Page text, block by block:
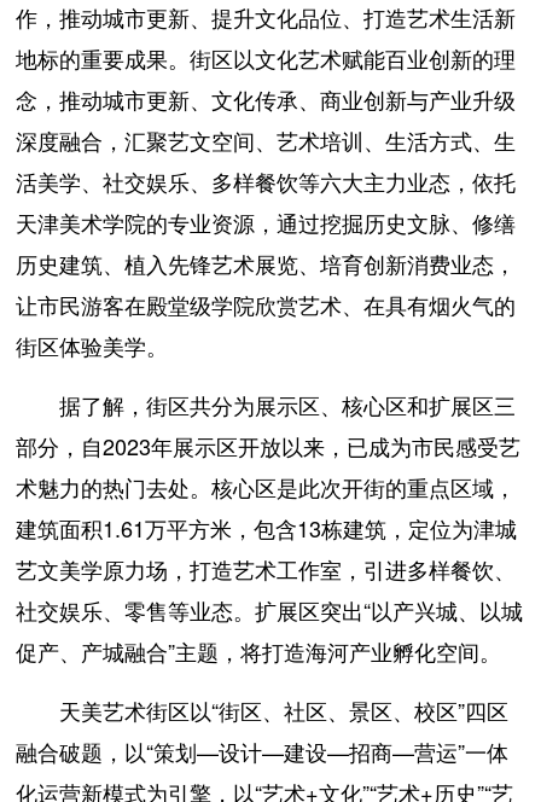
作，推动城市更新、提升文化品位、打造艺术生活新
地标的重要成果。街区以文化艺术赋能百业创新的理
念，推动城市更新、文化传承、商业创新与产业升级
深度融合，汇聚艺文空间、艺术培训、生活方式、生
活美学、社交娱乐、多样餐饮等六大主力业态，依托
天津美术学院的专业资源，通过挖掘历史文脉、修缮
历史建筑、植入先锋艺术展览、培育创新消费业态，
让市民游客在殿堂级学院欣赏艺术、在具有烟火气的
街区体验美学。
据了解，街区共分为展示区、核心区和扩展区三
部分，自2023年展示区开放以来，已成为市民感受艺
术魅力的热门去处。核心区是此次开街的重点区域，
建筑面积1.61万平方米，包含13栋建筑，定位为津城
艺文美学原力场，打造艺术工作室，引进多样餐饮、
社交娱乐、零售等业态。扩展区突出“以产兴城、以城
促产、产城融合”主题，将打造海河产业孵化空间。
天美艺术街区以“街区、社区、景区、校区”四区
融合破题，以“策划—设计—建设—招商—营运”一体
化运营新模式为引擎，以“艺术+文化”“艺术+历史”“艺